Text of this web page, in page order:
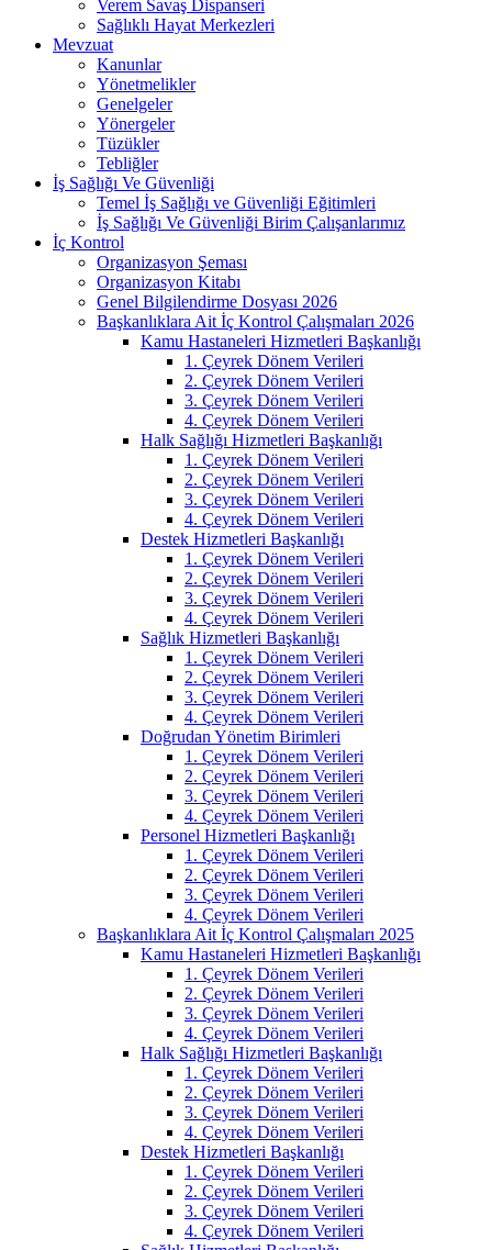
Verem Savaş Dispanseri
Sağlıklı Hayat Merkezleri
Mevzuat
Kanunlar
Yönetmelikler
Genelgeler
Yönergeler
Tüzükler
Tebliğler
İş Sağlığı Ve Güvenliği
Temel İş Sağlığı ve Güvenliği Eğitimleri
İş Sağlığı Ve Güvenliği Birim Çalışanlarımız
İç Kontrol
Organizasyon Şeması
Organizasyon Kitabı
Genel Bilgilendirme Dosyası 2026
Başkanlıklara Ait İç Kontrol Çalışmaları 2026
Kamu Hastaneleri Hizmetleri Başkanlığı
1. Çeyrek Dönem Verileri
2. Çeyrek Dönem Verileri
3. Çeyrek Dönem Verileri
4. Çeyrek Dönem Verileri
Halk Sağlığı Hizmetleri Başkanlığı
1. Çeyrek Dönem Verileri
2. Çeyrek Dönem Verileri
3. Çeyrek Dönem Verileri
4. Çeyrek Dönem Verileri
Destek Hizmetleri Başkanlığı
1. Çeyrek Dönem Verileri
2. Çeyrek Dönem Verileri
3. Çeyrek Dönem Verileri
4. Çeyrek Dönem Verileri
Sağlık Hizmetleri Başkanlığı
1. Çeyrek Dönem Verileri
2. Çeyrek Dönem Verileri
3. Çeyrek Dönem Verileri
4. Çeyrek Dönem Verileri
Doğrudan Yönetim Birimleri
1. Çeyrek Dönem Verileri
2. Çeyrek Dönem Verileri
3. Çeyrek Dönem Verileri
4. Çeyrek Dönem Verileri
Personel Hizmetleri Başkanlığı
1. Çeyrek Dönem Verileri
2. Çeyrek Dönem Verileri
3. Çeyrek Dönem Verileri
4. Çeyrek Dönem Verileri
Başkanlıklara Ait İç Kontrol Çalışmaları 2025
Kamu Hastaneleri Hizmetleri Başkanlığı
1. Çeyrek Dönem Verileri
2. Çeyrek Dönem Verileri
3. Çeyrek Dönem Verileri
4. Çeyrek Dönem Verileri
Halk Sağlığı Hizmetleri Başkanlığı
1. Çeyrek Dönem Verileri
2. Çeyrek Dönem Verileri
3. Çeyrek Dönem Verileri
4. Çeyrek Dönem Verileri
Destek Hizmetleri Başkanlığı
1. Çeyrek Dönem Verileri
2. Çeyrek Dönem Verileri
3. Çeyrek Dönem Verileri
4. Çeyrek Dönem Verileri